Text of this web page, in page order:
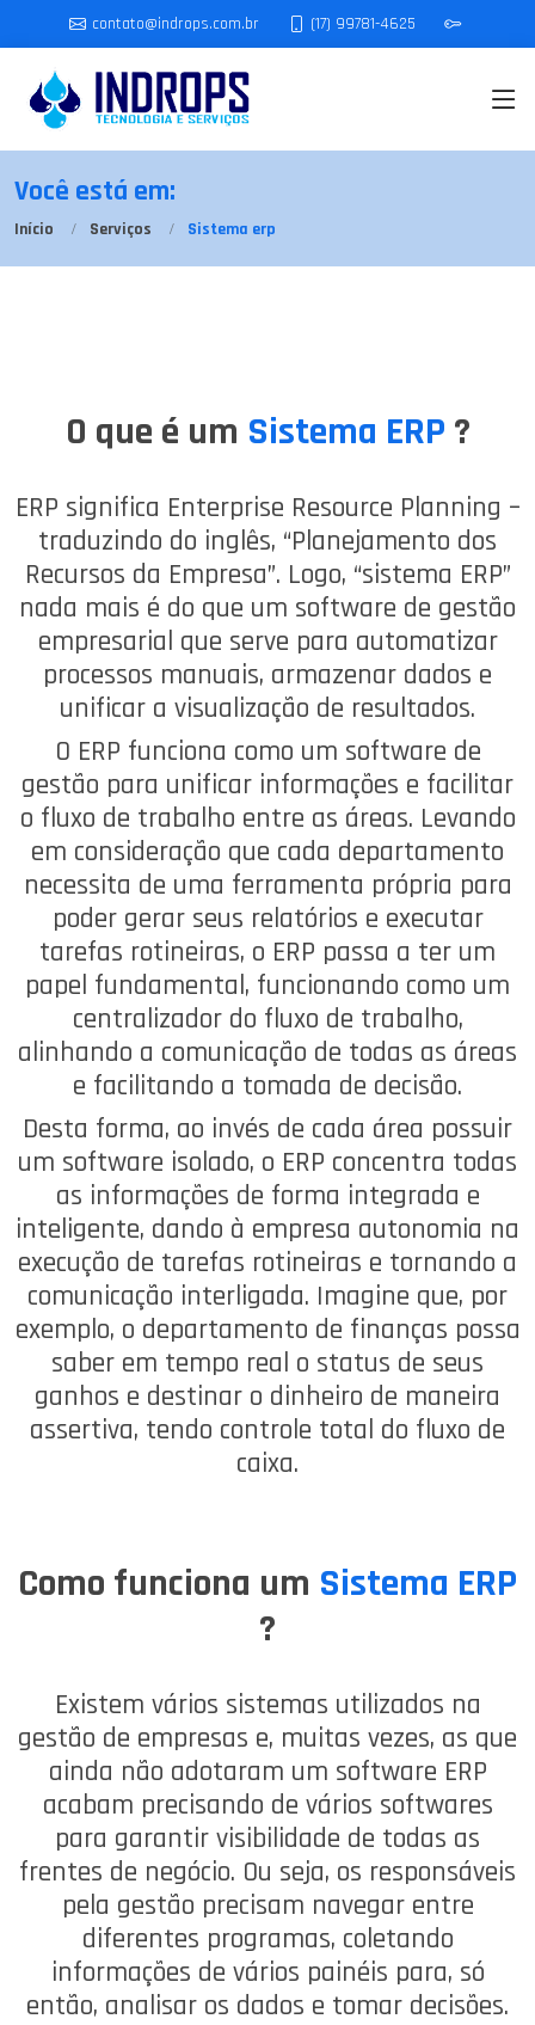
contato@indrops.com.br (17) 99781-4625
Você está em:
Início Serviços Sistema erp
O que é um Sistema ERP ?
ERP significa Enterprise Resource Planning –
traduzindo do inglês, “Planejamento dos
Recursos da Empresa”. Logo, “sistema ERP”
nada mais é do que um software de gestão
empresarial que serve para automatizar
processos manuais, armazenar dados e
unificar a visualização de resultados.
O ERP funciona como um software de
gestão para unificar informações e facilitar
o fluxo de trabalho entre as áreas. Levando
em consideração que cada departamento
necessita de uma ferramenta própria para
poder gerar seus relatórios e executar
tarefas rotineiras, o ERP passa a ter um
papel fundamental, funcionando como um
centralizador do fluxo de trabalho,
alinhando a comunicação de todas as áreas
e facilitando a tomada de decisão.
Desta forma, ao invés de cada área possuir
um software isolado, o ERP concentra todas
as informações de forma integrada e
inteligente, dando à empresa autonomia na
execução de tarefas rotineiras e tornando a
comunicação interligada. Imagine que, por
exemplo, o departamento de finanças possa
saber em tempo real o status de seus
ganhos e destinar o dinheiro de maneira
assertiva, tendo controle total do fluxo de
caixa.
Como funciona um Sistema ERP
?
Existem vários sistemas utilizados na
gestão de empresas e, muitas vezes, as que
ainda não adotaram um software ERP
acabam precisando de vários softwares
para garantir visibilidade de todas as
frentes de negócio. Ou seja, os responsáveis
pela gestão precisam navegar entre
diferentes programas, coletando
informações de vários painéis para, só
então, analisar os dados e tomar decisões.